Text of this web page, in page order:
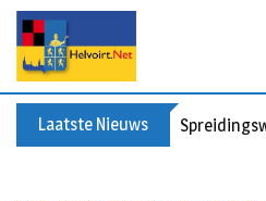
Laatste Nieuws